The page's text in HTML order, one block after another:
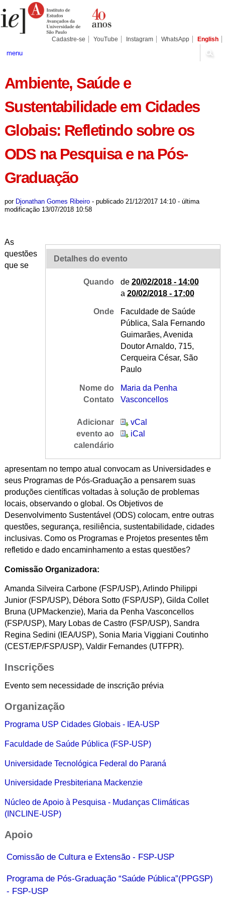
para
conteúdo.
Pessoais
Cadastre-se YouTube Instagram WhatsApp English
menu
Ambiente, Saúde e
Sustentabilidade em Cidades
Globais: Refletindo sobre os
ODS na Pesquisa e na Pós-
Graduação
por Djonathan Gomes Ribeiro - publicado21/12/2017 14:10 - última
modificação13/07/2018 10:58
Detalhes do evento
Quando de20/02/2018 - 14:00
a20/02/2018 - 17:00
Onde
Faculdade de Saúde
Pública, Sala Fernando
Guimarães, Avenida
Doutor Arnaldo, 715,
Cerqueira César, São
Paulo
Nome do
Contato
Maria da Penha
Vasconcellos
Adicionar
evento ao
calendário
vCal
iCal
As
questões
que se
apresentam no tempo atual convocam as Universidades e
seus Programas de Pós-Graduação a pensarem suas
produções científicas voltadas à solução de problemas
locais, observando o global. Os Objetivos de
Desenvolvimento Sustentável (ODS) colocam, entre outras
questões, segurança, resiliência, sustentabilidade, cidades
inclusivas. Como os Programas e Projetos presentes têm
refletido e dado encaminhamento a estas questões?
Comissão Organizadora:
Amanda Silveira Carbone (FSP/USP), Arlindo Philippi
Junior (FSP/USP), Débora Sotto (FSP/USP), Gilda Collet
Bruna (UPMackenzie), Maria da Penha Vasconcellos
(FSP/USP), Mary Lobas de Castro (FSP/USP), Sandra
Regina Sedini (IEA/USP), Sonia Maria Viggiani Coutinho
(CEST/EP/FSP/USP), Valdir Fernandes (UTFPR).
Inscrições
Evento sem necessidade de inscrição prévia
Organização
Programa USP Cidades Globais - IEA-USP
Faculdade de Saúde Pública (FSP-USP)
Universidade Tecnológica Federal do Paraná
Universidade Presbiteriana Mackenzie
Núcleo de Apoio à Pesquisa - Mudanças Climáticas
(INCLINE-USP)
Apoio
Comissão de Cultura e Extensão - FSP-USP
Programa de Pós-Graduação “Saúde Pública”(PPGSP)
- FSP-USP